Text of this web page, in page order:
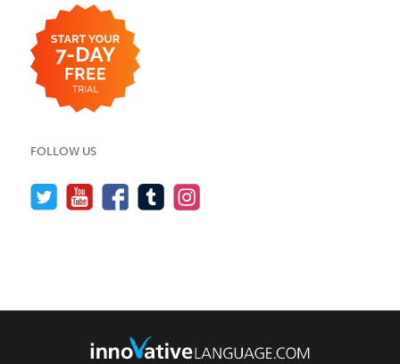
FOLLOW US